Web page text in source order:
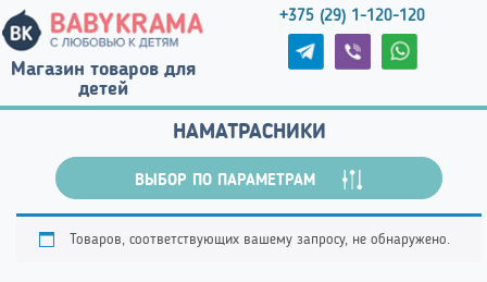
Магазин товаров для
детей
+375 (29) 1-120-120
НАМАТРАСНИКИ
ВЫБОР ПО ПАРАМЕТРАМ
Товаров, соответствующих вашему запросу, не обнаружено.